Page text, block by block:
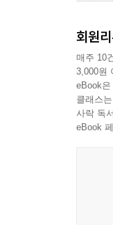
점점 높
무엇부
학부생
과학기
회원
매주 10
3,000원
eBook
클래스
사락 독
eBook